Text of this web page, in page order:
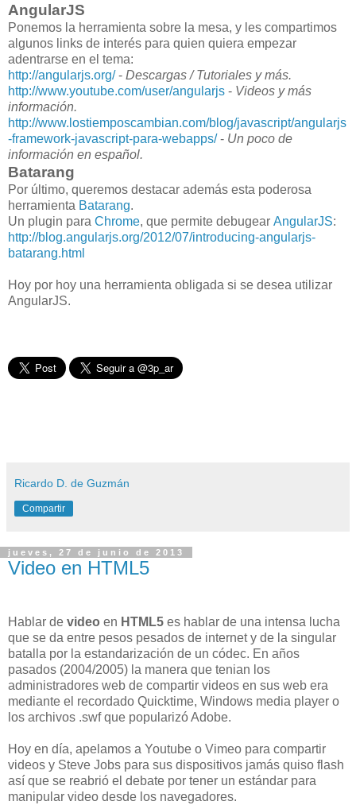
AngularJS
Ponemos la herramienta sobre la mesa, y les compartimos
algunos links de interés para quien quiera empezar
adentrarse en el tema:
http://angularjs.org/- Descargas / Tutoriales y más.
http://www.youtube.com/user/angularjs - Videos y más
información.
http://www.lostiemposcambian.com/blog/javascript/angularjs
-framework-javascript-para-webapps/- Un poco de
información en español.
Batarang
Por último, queremos destacar además esta poderosa
herramienta Batarang.
Un plugin para Chrome, que permite debugear AngularJS:
http://blog.angularjs.org/2012/07/introducing-angularjs-
batarang.html
Hoy por hoy una herramienta obligada si se desea utilizar
AngularJS.
Ricardo D. de Guzmán
Compartir
jueves, 27 de junio de 2013
Video en HTML5
Hablar de video en HTML5 es hablar de una intensa lucha
que se da entre pesos pesados de internet y de la singular
batalla por la estandarización de un códec. En años
pasados (2004/2005) la manera que tenian los
administradores web de compartir videos en sus web era
mediante el recordado Quicktime, Windows media player o
los archivos .swf que popularizó Adobe.
Hoy en día, apelamos a Youtube o Vimeo para compartir
videos y Steve Jobs para sus dispositivos jamás quiso flash
así que se reabrió el debate por tener un estándar para
manipular video desde los navegadores.